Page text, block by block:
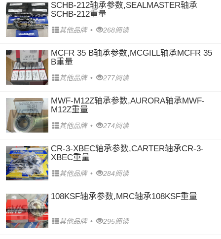
SCHB-212轴承参数,SEALMASTER轴承
SCHB-212重量
其他品牌 • 268阅读
MCFR 35 B轴承参数,MCGILL轴承MCFR 35
B重量
其他品牌 • 277阅读
MWF-M12Z轴承参数,AURORA轴承MWF-
M12Z重量
其他品牌 • 274阅读
CR-3-XBEC轴承参数,CARTER轴承CR-3-
XBEC重量
其他品牌 • 284阅读
108KSF轴承参数,MRC轴承108KSF重量
其他品牌 • 295阅读